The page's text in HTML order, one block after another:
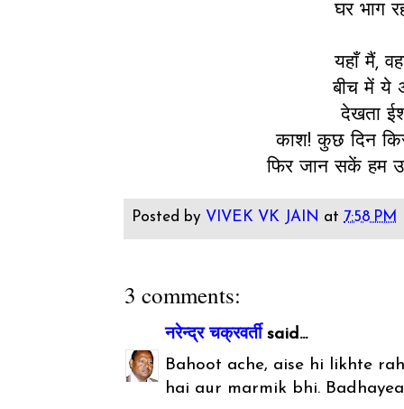
घर भाग
यहाँ मैं,
बीच में ये
देखता
काश! कुछ दिन
फिर जान सकें हम
Posted by VIVEK VK JAIN at 7:58 PM
3 comments:
नरेन्द्र चक्रवर्तीsaid...
Bahoot ache, aise hi likhte
hai aur marmik bhi.